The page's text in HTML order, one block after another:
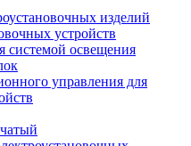
изделий
устройств
системой освещения
управления для